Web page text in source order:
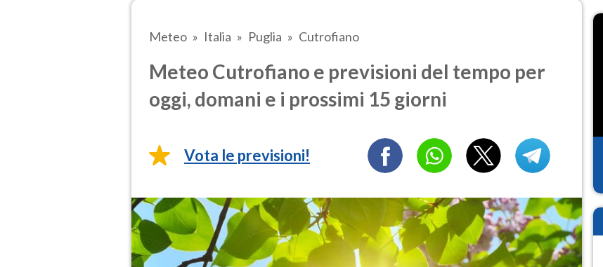
Meteo Italia Puglia Cutrofiano
Meteo Cutrofiano e previsioni del tempo per
oggi, domani e i prossimi 15 giorni
Vota le previsioni!